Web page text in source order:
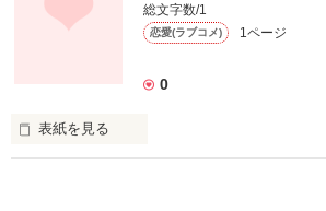
総文字数/1
恋愛(ラブコメ) 1ページ
0
表紙を見る